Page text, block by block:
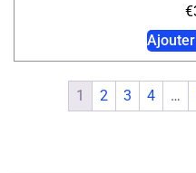
€
1 2 3 4 …